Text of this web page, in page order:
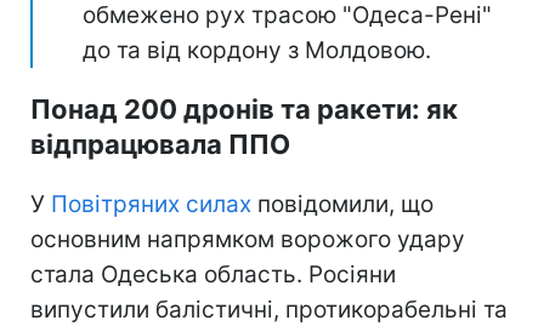
обмежено рух трасою "Одеса-Рені"
до та від кордону з Молдовою.
Понад 200 дронів та ракети: як
відпрацювала ППО
У Повітряних силах повідомили, що
основним напрямком ворожого удару
стала Одеська область. Росіяни
випустили балістичні, протикорабельні та